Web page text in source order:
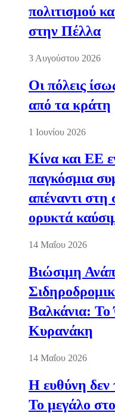
πολιτισμού
στην Πέλλα
3 Αυγούστου 2026
Οι πόλεις
από τα κράτη
1 Ιουνίου 2026
Κίνα και ΕΕ
παγκόσμια
απέναντι
ορυκτά
14 Μαΐου 2026
Βιώσιμη
Βαλκάνια:
Κυρανάκη
14 Μαΐου 2026
Η ευθύνη δεν
Το μεγάλο